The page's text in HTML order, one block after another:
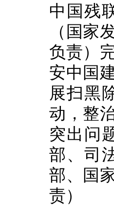
中国残
（国家
负责）
安中国
展扫黑
动，整
突出问
部、司
部、国
责）